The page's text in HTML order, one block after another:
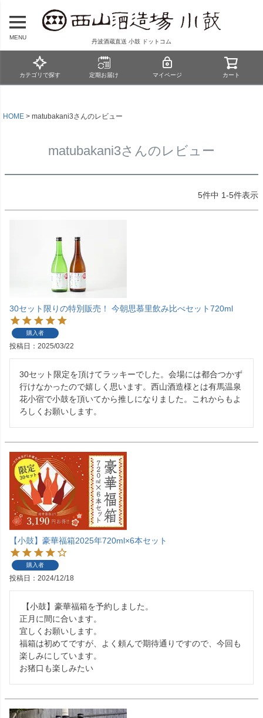
MENU
丹波酒蔵直送 小鼓 ドットコム
カテゴリで探す 定期お届け マイページ カート
HOME matubakani3さんのレビュー
matubakani3さんのレビュー
5件中 1-5件表示
30セット限りの特別販売！ 今朝思慕里飲み比べセット720ml
購入者
投稿日 2025/03/22
30セット限定を頂けてラッキーでした。会場には都合つかず
行けなかったので嬉しく思います。西山酒造様とは有馬温泉
花小宿で小鼓を頂いてから推しになりました。これからもよ
ろしくお願いします。
【小鼓】豪華福箱2025年720ml×6本セット
購入者
投稿日 2024/12/18
正月に間に合います。
宜しくお願いします。
福箱は初めてですが、よく頼んで期待通りですので、今回も
楽しみにしています。
お猪口も楽しみたい